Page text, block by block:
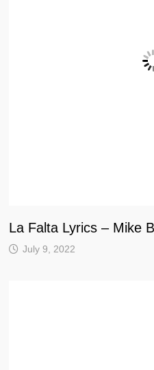
La Falta Lyrics – Mike
July 9, 2022